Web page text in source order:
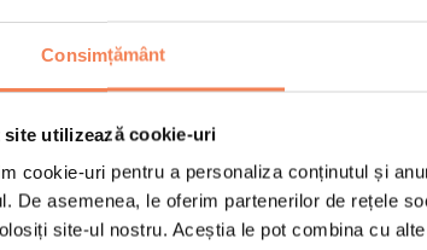
Consimțământ
site utilizează cookie-uri
cookie-uri pentru a personaliza conținutul și
De asemenea, le oferim partenerilor de rețele
site-ul nostru. Aceștia le pot combina cu
musculare
greutate